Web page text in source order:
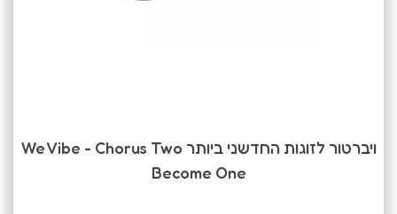
ויברטור לזוגות החדשני ביותר We Vibe - Chorus Two
Become One